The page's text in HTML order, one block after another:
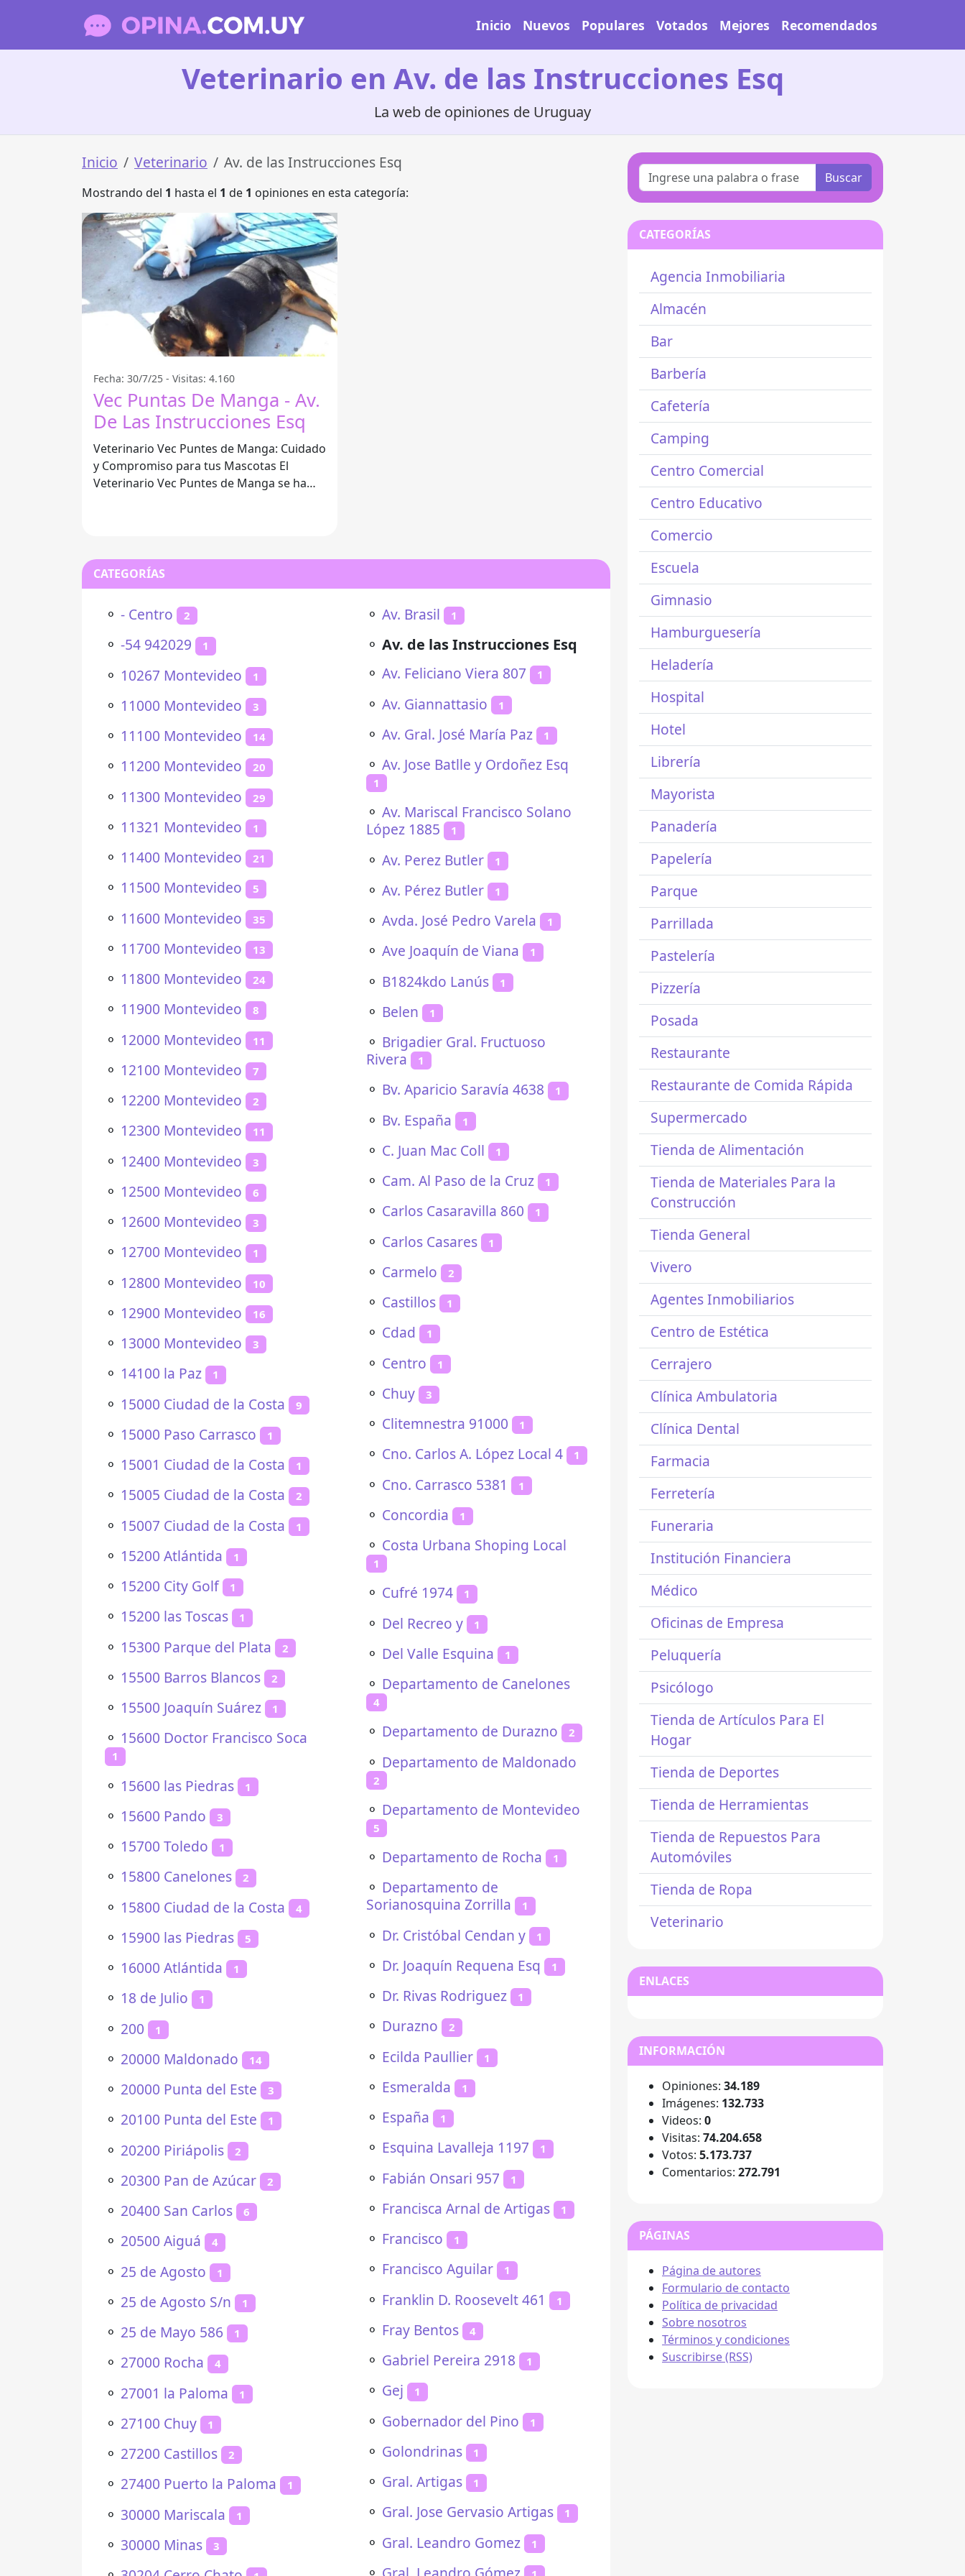
Inicio Nuevos Populares Votados Mejores Recomendados
Veterinario en Av. de las Instrucciones Esq
La web de opiniones de Uruguay
Inicio Veterinario Av. de las Instrucciones Esq
Mostrando del 1 hasta el 1 de 1 opiniones en esta categoría:
Fecha: 30/7/25 - Visitas: 4.160
Vec Puntas De Manga - Av.
De Las Instrucciones Esq
Veterinario Vec Puntes de Manga: Cuidado
y Compromiso para tus Mascotas El
Veterinario Vec Puntes de Manga se ha
CATEGORÍAS
⚬ - Centro 2
⚬ -54 942029 1
⚬ 10267 Montevideo 1
⚬ 11000 Montevideo 3
⚬ 11100 Montevideo 14
⚬ 11200 Montevideo 20
⚬ 11300 Montevideo 29
⚬ 11321 Montevideo 1
⚬ 11400 Montevideo 21
⚬ 11500 Montevideo 5
⚬ 11600 Montevideo 35
⚬ 11700 Montevideo 13
⚬ 11800 Montevideo 24
⚬ 11900 Montevideo 8
⚬ 12000 Montevideo 11
⚬ 12100 Montevideo 7
⚬ 12200 Montevideo 2
⚬ 12300 Montevideo 11
⚬ 12400 Montevideo 3
⚬ 12500 Montevideo 6
⚬ 12600 Montevideo 3
⚬ 12700 Montevideo 1
⚬ 12800 Montevideo 10
⚬ 12900 Montevideo 16
⚬ 13000 Montevideo 3
⚬ 14100 la Paz 1
⚬ 15000 Ciudad de la Costa 9
⚬ 15000 Paso Carrasco 1
⚬ 15001 Ciudad de la Costa 1
⚬ 15005 Ciudad de la Costa 2
⚬ 15007 Ciudad de la Costa 1
⚬ 15200 Atlántida 1
⚬ 15200 City Golf 1
⚬ 15200 las Toscas 1
⚬ 15300 Parque del Plata 2
⚬ 15500 Barros Blancos 2
⚬ 15500 Joaquín Suárez 1
⚬ 15600 Doctor Francisco Soca
1
⚬ 15600 las Piedras 1
⚬ 15600 Pando 3
⚬ 15700 Toledo 1
⚬ 15800 Canelones 2
⚬ 15800 Ciudad de la Costa 4
⚬ 15900 las Piedras 5
⚬ 16000 Atlántida 1
⚬ 18 de Julio 1
⚬ 200 1
⚬ 20000 Maldonado 14
⚬ 20000 Punta del Este 3
⚬ 20100 Punta del Este 1
⚬ 20200 Piriápolis 2
⚬ 20300 Pan de Azúcar 2
⚬ 20400 San Carlos 6
⚬ 20500 Aiguá 4
⚬ 25 de Agosto 1
⚬ 25 de Agosto S/n 1
⚬ 25 de Mayo 586 1
⚬ 27000 Rocha 4
⚬ 27001 la Paloma 1
⚬ 27100 Chuy 1
⚬ 27200 Castillos 2
⚬ 27400 Puerto la Paloma 1
⚬ 30000 Mariscala 1
⚬ 30000 Minas 3
⚬ Av. Brasil 1
⚬ Av. de las Instrucciones Esq
⚬ Av. Feliciano Viera 807 1
⚬ Av. Giannattasio 1
⚬ Av. Gral. José María Paz 1
⚬ Av. Jose Batlle y Ordoñez Esq
1
⚬ Av. Mariscal Francisco Solano
López 1885
1
⚬ Av. Perez Butler 1
⚬ Av. Pérez Butler 1
⚬ Avda. José Pedro Varela 1
⚬ Ave Joaquín de Viana 1
⚬ B1824kdo Lanús 1
⚬ Belen 1
⚬ Brigadier Gral. Fructuoso
Rivera
1
⚬ Bv. Aparicio Saravía 4638 1
⚬ Bv. España 1
⚬ C. Juan Mac Coll 1
⚬ Cam. Al Paso de la Cruz 1
⚬ Carlos Casaravilla 860 1
⚬ Carlos Casares 1
⚬ Carmelo 2
⚬ Castillos 1
⚬ Cdad 1
⚬ Centro 1
⚬ Chuy 3
⚬ Clitemnestra 91000 1
⚬ Cno. Carlos A. López Local 4 1
⚬ Cno. Carrasco 5381 1
⚬ Concordia 1
⚬ Costa Urbana Shoping Local
1
⚬ Cufré 1974 1
⚬ Del Recreo y 1
⚬ Del Valle Esquina 1
⚬ Departamento de Canelones
4
⚬ Departamento de Durazno 2
⚬ Departamento de Maldonado
2
⚬ Departamento de Montevideo
5
⚬ Departamento de Rocha 1
⚬ Departamento de
Sorianosquina Zorrilla
1
⚬ Dr. Cristóbal Cendan y 1
⚬ Dr. Joaquín Requena Esq 1
⚬ Dr. Rivas Rodriguez 1
⚬ Durazno 2
⚬ Ecilda Paullier 1
⚬ Esmeralda 1
⚬ España 1
⚬ Esquina Lavalleja 1197 1
⚬ Fabián Onsari 957 1
⚬ Francisca Arnal de Artigas 1
⚬ Francisco 1
⚬ Francisco Aguilar 1
⚬ Franklin D. Roosevelt 461 1
⚬ Fray Bentos 4
⚬ Gabriel Pereira 2918 1
⚬ Gej 1
⚬ Gobernador del Pino 1
⚬ Golondrinas 1
⚬ Gral. Artigas 1
⚬ Gral. Jose Gervasio Artigas 1
⚬ Gral. Leandro Gomez 1
Buscar
CATEGORÍAS
Agencia Inmobiliaria
Almacén
Bar
Barbería
Cafetería
Camping
Centro Comercial
Centro Educativo
Comercio
Escuela
Gimnasio
Hamburguesería
Heladería
Hospital
Hotel
Librería
Mayorista
Panadería
Papelería
Parque
Parrillada
Pastelería
Pizzería
Posada
Restaurante
Restaurante de Comida Rápida
Supermercado
Tienda de Alimentación
Tienda de Materiales Para la
Construcción
Tienda General
Vivero
Agentes Inmobiliarios
Centro de Estética
Cerrajero
Clínica Ambulatoria
Clínica Dental
Farmacia
Ferretería
Funeraria
Institución Financiera
Médico
Oficinas de Empresa
Peluquería
Psicólogo
Tienda de Artículos Para El
Hogar
Tienda de Deportes
Tienda de Herramientas
Tienda de Repuestos Para
Automóviles
Tienda de Ropa
Veterinario
ENLACES
INFORMACIÓN
Opiniones: 34.189
Imágenes: 132.733
Videos: 0
Visitas: 74.204.658
Votos: 5.173.737
Comentarios: 272.791
PÁGINAS
Página de autores
Formulario de contacto
Política de privacidad
Sobre nosotros
Términos y condiciones
Suscribirse (RSS)